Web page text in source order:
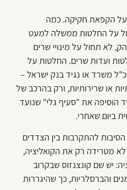
הקפאת חקיקה. כמה
על החלטות ממשלה למעט
לא תחול על מינויי שרים
ועדות שרים. החלטות על
משרד או נגיד בנק ישראל –
או שרירותיות, ורק בהרכב של
הוסיפה את "סעיף גלי" שנועד
ביום שאחרי.
להתקרבות בין הצדדים
מטרידה רק את הקואליציה,
יש שם קונצנזוס שבקרוב
והברסלריות, כך שהיגררות